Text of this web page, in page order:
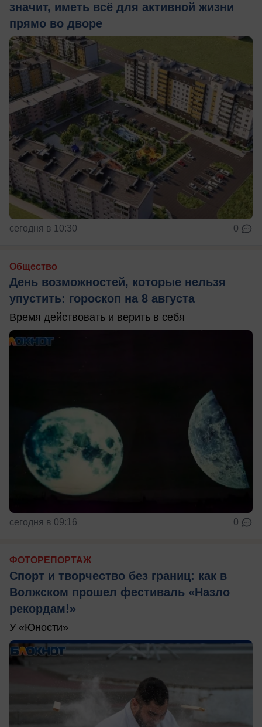
значит, иметь всё для активной жизни
прямо во дворе
сегодня в 10:30 0
Общество
День возможностей, которые нельзя
упустить: гороскоп на 8 августа
Время действовать и верить в себя
сегодня в 09:16 0
ФОТОРЕПОРТАЖ
Спорт и творчество без границ: как в
Волжском прошел фестиваль «Назло
рекордам!»
У «Юности»